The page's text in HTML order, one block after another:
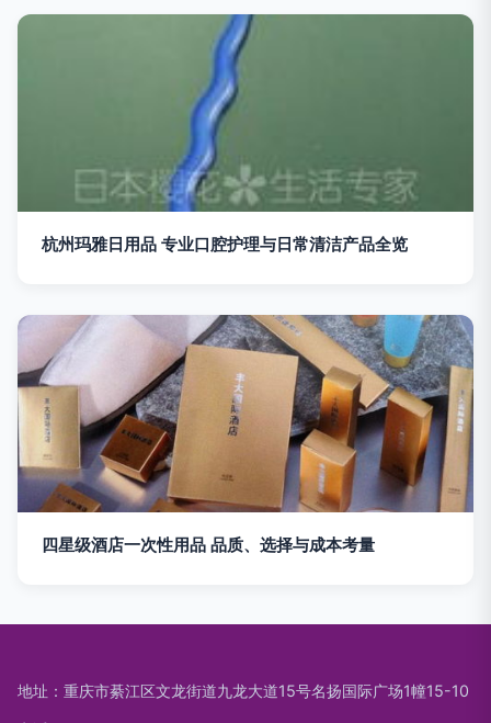
杭州玛雅日用品 专业口腔护理与日常清洁产品全览
四星级酒店一次性用品 品质、选择与成本考量
地址：重庆市綦江区文龙街道九龙大道15号名扬国际广场1幢15-10